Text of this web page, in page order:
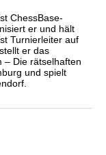
ChessBase-
er und hält
Turnierleiter auf
er das
– Die rätselhaften
und spielt